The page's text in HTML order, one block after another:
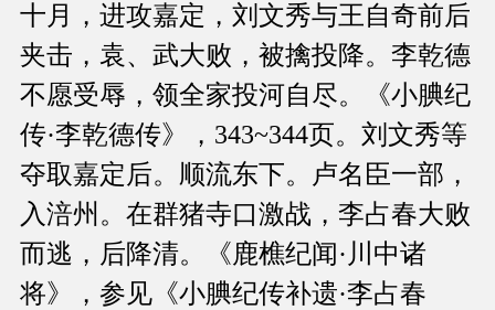
十月，进攻嘉定，刘文秀与王自奇前后
夹击，袁、武大败，被擒投降。李乾德
不愿受辱，领全家投河自尽。《小腆纪
传·李乾德传》，343~344页。刘文秀等
夺取嘉定后。顺流东下。卢名臣一部，
入涪州。在群猪寺口激战，李占春大败
而逃，后降清。《鹿樵纪闻·川中诸
将》，参见《小腆纪传补遗·李占春